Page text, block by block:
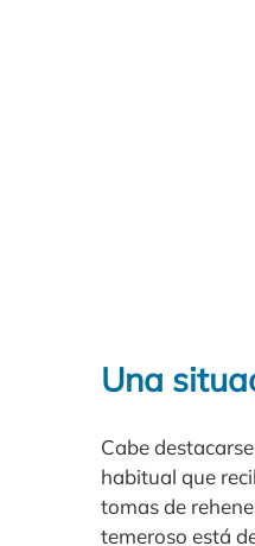
Una
Cabe
habitual que
tomas de
temeroso está